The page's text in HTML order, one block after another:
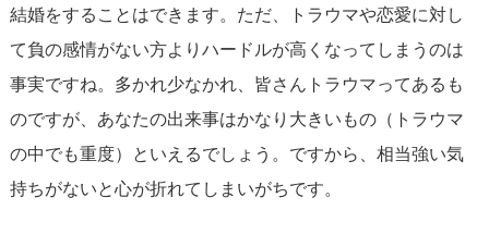
る方が良いと思います。
人には誰でも、人に言えない過去の一つや二つは持ってい
るものです。
わたしも、今まで多くの苦い体験（以下）をしましたが、
素性も知れているお相手との本交際だと思いますので、間
違いなく担当者に伝えるべき事案なのではないかなと思い
ました。
とても良い方向に動いておられるので、このまま素敵な出
会いに繋がる事を祈っております♪
結婚をすることはできます。ただ、トラウマや恋愛に対し
て負の感情がない方よりハードルが高くなってしまうのは
事実ですね。多かれ少なかれ、皆さんトラウマってあるも
のですが、あなたの出来事はかなり大きいもの（トラウマ
の中でも重度）といえるでしょう。ですから、相当強い気
持ちがないと心が折れてしまいがちです。